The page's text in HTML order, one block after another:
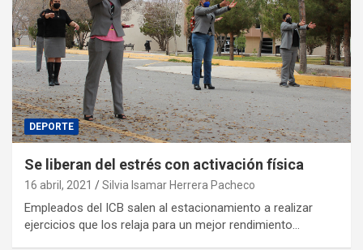
DEPORTE
Se liberan del estrés con activación física
16 abril, 2021 Silvia Isamar Herrera Pacheco
Empleados del ICB salen al estacionamiento a realizar
ejercicios que los relaja para un mejor rendimiento…